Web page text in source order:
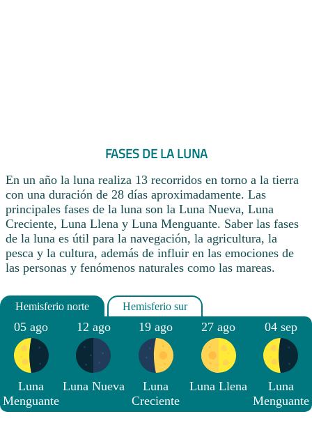
FASES DE LA LUNA
En un año la luna realiza 13 recorridos en torno a la tierra
con una duración de 28 días aproximadamente. Las
principales fases de la luna son la Luna Nueva, Luna
Creciente, Luna Llena y Luna Menguante. Saber las fases
de la luna es útil para la navegación, la agricultura, la
pesca y la cultura, además de influir en las emociones de
las personas y fenómenos naturales como las mareas.
05 ago
Luna
Menguante
12 ago
Luna Nueva
19 ago
Luna
Creciente
27 ago
Luna Llena
04 sep
Luna
Menguante